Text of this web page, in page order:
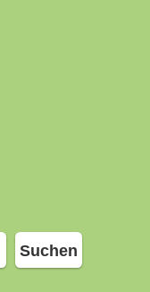
Suchen